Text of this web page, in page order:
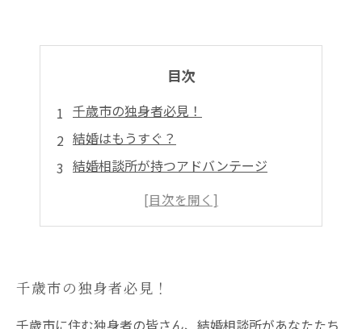
目次
千歳市の独身者必見！
結婚はもうすぐ？
結婚相談所が持つアドバンテージ
マッチング率に自信アリ！
千歳市の独身者必見！
千歳市に住む独身者の皆さん、結婚相談所があなたたち